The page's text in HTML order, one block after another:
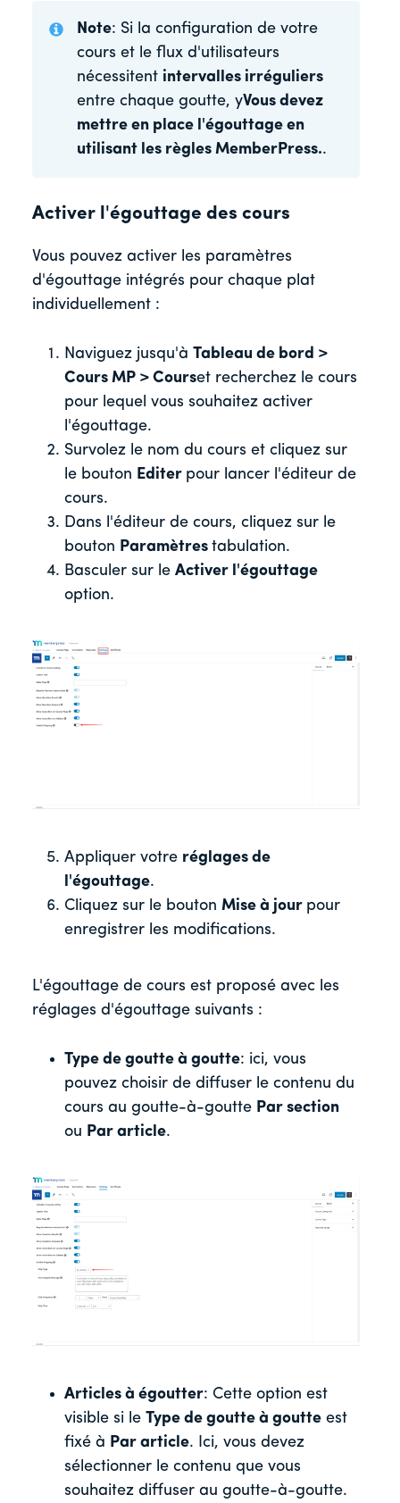
Note: Si la configuration de votre
cours et le flux d'utilisateurs
nécessitent intervalles irréguliers
entre chaque goutte, yVous devez
mettre en place l'égouttage en
utilisant les règles MemberPress..
Activer l'égouttage des cours
Vous pouvez activer les paramètres
d'égouttage intégrés pour chaque plat
individuellement :
Naviguez jusqu'à Tableau de bord >
Cours MP > Courset recherchez le cours
pour lequel vous souhaitez activer
l'égouttage.
Survolez le nom du cours et cliquez sur
le bouton Editer pour lancer l'éditeur de
cours.
Dans l'éditeur de cours, cliquez sur le
bouton Paramètres tabulation.
Basculer sur le Activer l'égouttage
option.
Appliquer votre réglages de
l'égouttage.
Cliquez sur le bouton Mise à jour pour
enregistrer les modifications.
L'égouttage de cours est proposé avec les
réglages d'égouttage suivants :
Type de goutte à goutte: ici, vous
pouvez choisir de diffuser le contenu du
cours au goutte-à-goutte Par section
ou Par article.
Articles à égoutter: Cette option est
visible si le Type de goutte à goutte est
fixé à Par article. Ici, vous devez
sélectionner le contenu que vous
souhaitez diffuser au goutte-à-goutte.